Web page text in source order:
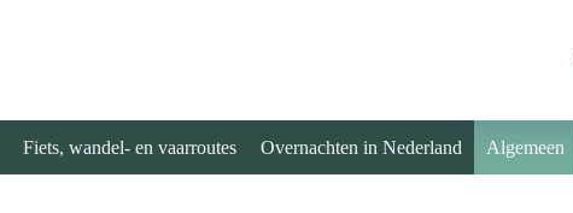
Fiets, wandel- en vaarroutes Overnachten in Nederland Algemeen